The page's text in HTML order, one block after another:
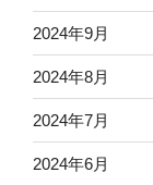
2024年9月
2024年8月
2024年7月
2024年6月